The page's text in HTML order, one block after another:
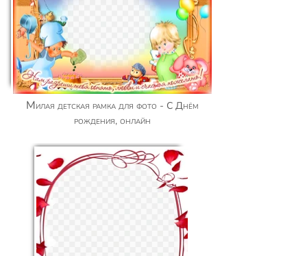
Милая детская рамка для фото - С Днём
рождения, онлайн